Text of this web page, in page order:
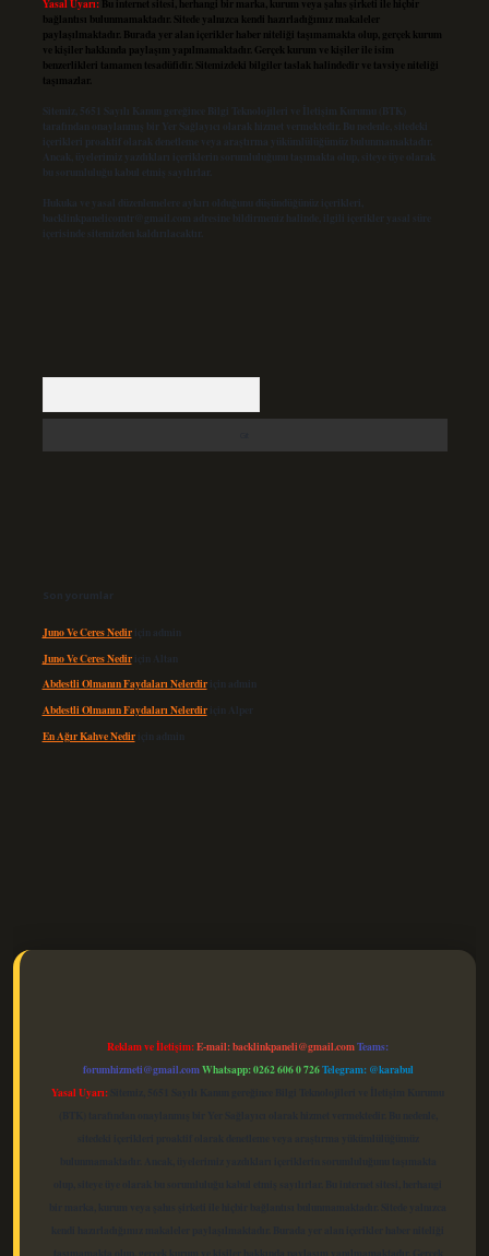
Yasal Uyarı: Bu internet sitesi, herhangi bir marka, kurum veya şahıs şirketi ile hiçbir
bağlantısı bulunmamaktadır. Sitede yalnızca kendi hazırladığımız makaleler
paylaşılmaktadır. Burada yer alan içerikler haber niteliği taşımamakta olup, gerçek kurum
ve kişiler hakkında paylaşım yapılmamaktadır. Gerçek kurum ve kişiler ile isim
benzerlikleri tamamen tesadüfidir. Sitemizdeki bilgiler taslak halindedir ve tavsiye niteliği
taşımazlar.
Sitemiz, 5651 Sayılı Kanun gereğince Bilgi Teknolojileri ve İletişim Kurumu (BTK)
tarafından onaylanmış bir Yer Sağlayıcı olarak hizmet vermektedir. Bu nedenle, sitedeki
içerikleri proaktif olarak denetleme veya araştırma yükümlülüğümüz bulunmamaktadır.
Ancak, üyelerimiz yazdıkları içeriklerin sorumluluğunu taşımakta olup, siteye üye olarak
bu sorumluluğu kabul etmiş sayılırlar.
Hukuka ve yasal düzenlemelere aykırı olduğunu düşündüğünüz içerikleri,
backlinkpanelicomtr@gmail.com adresine bildirmeniz halinde, ilgili içerikler yasal süre
içerisinde sitemizden kaldırılacaktır.
Son yorumlar
Juno Ve Ceres Nediriçin admin
Juno Ve Ceres Nediriçin Altan
Abdestli Olmanın Faydaları Nelerdiriçin admin
Abdestli Olmanın Faydaları Nelerdiriçin Alper
En Ağır Kahve Nediriçin admin
Reklam ve İletişim:E-mail:backlinkpaneli@gmail.comTeams:
forumhizmeti@gmail.comWhatsapp: 0262 606 0 726Telegram: @karabul
Yasal Uyarı: